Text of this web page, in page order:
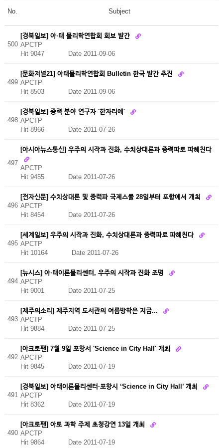
No. Subject
500
[경북일보] 아·태 물리학연합회 회보 발간
APCTP
Hit 9047
Date 2011-09-06
499
[문화저널21] 아태물리학연합회 Bulletin 한국 발간 추진
APCTP
Hit 8503
Date 2011-09-06
498
[경북일보] 중력 분야 연구자 '한자리에'
APCTP
Hit 8966
Date 2011-07-26
497
[아시아뉴스통신] 우주의 시작과 진화, 수치상대론과 중력파로 파헤친다
APCTP
Hit 9455 Date 2011-07-26
496
[전자신문] 수치상대론 및 중력파 국제스쿨 28일부터 포항에서 개최
APCTP
Hit 8454
Date 2011-07-26
495
[세계일보] 우주의 시작과 진화, 수치상대론과 중력파로 파헤친다
APCTP
Hit 10164
Date 2011-07-26
494
[뉴시스] 아·태이론물리센터, 우주의 시작과 진화 조명
APCTP
Hit 9001
Date 2011-07-25
493
[제주의소리] 제주지역 도서관의 여름방학은 지금...
APCTP
Hit 9884
Date 2011-07-25
492
[아크로팬] 7월 9일 포항서 'Science in City Hall' 개최
APCTP
Hit 9845
Date 2011-07-19
491
[경북일보] 아태이론물리센터·포항시 ‘Science in City Hall’ 개최
APCTP
Hit 8362
Date 2011-07-19
490
[아크로팬] 아토 과학 주제 초청강연 13일 개최
APCTP
Hit 9864
Date 2011-07-19